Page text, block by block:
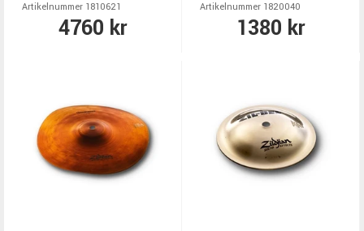
Artikelnummer 1810621
4760 kr
Artikelnummer 1820040
1380 kr